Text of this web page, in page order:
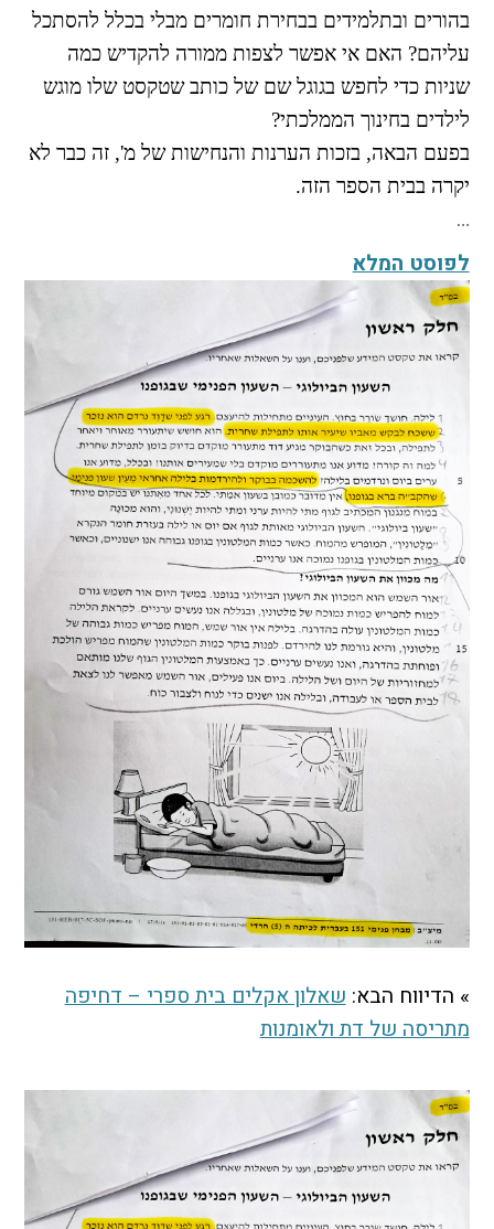
העמותה
חזון החינוך החילוני
הצוות
כתבו לנו
הקו החם
הצטרפות והתנדבות
הרשמה לעדכונים
הפורום החילוני
בהורים ובתלמידים בבחירת חומרים מבלי בכלל להסתכל
עליהם? האם אי אפשר לצפות ממורה להקדיש כמה
שניות כדי לחפש בגוגל שם של כותב שטקסט שלו מוגש
לילדים בחינוך הממלכתי?
בפעם הבאה, בזכות הערנות והנחישות של מ', זה כבר לא
יקרה בבית הספר הזה.
…
לפוסט המלא
» הדיווח הבא:שאלון אקלים בית ספרי – דחיפה
מתריסה של דת ולאומנות